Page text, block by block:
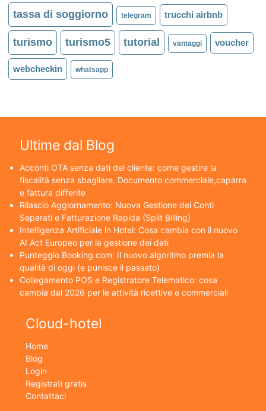
tassa di soggiorno telegram trucchi airbnb
turismo turismo5 tutorial vantaggi voucher
webcheckin whatsapp
Ultime dal Blog
Acconti OTA senza dati del cliente: come gestire la
fiscalità senza sbagliare. Documento commerciale,caparra
e fattura differite
Rilascio Aggiornamento: Nuova Gestione dei Conti
Separati e Fatturazione Rapida (Split Billing)
Intelligenza Artificiale in Hotel: Cosa cambia con il nuovo
AI Act Europeo per la gestione dei dati
Punteggio Booking.com: Il nuovo algoritmo premia la
qualità di oggi (e punisce il passato)
Collegamento POS e Registratore Telematico: cosa
cambia dal 2026 per le attività ricettive e commerciali
Cloud-hotel
Home
Blog
Login
Registrati gratis
Contattaci